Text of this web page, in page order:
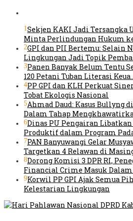
1Sekjen KAKI Jadi Tersangka
Minta Perlindungan Hukum
2GPI dan PII Bertemu: Selain
Lingkungan Jadi Topik
3Panen Banyak Belum Tentu
120 Petani Tuban Literasi
4PP GPI dan KLH Perkuat
Tobat Ekologis Nasional
5Ahmad Daud: Kasus Bullyng
Dalam Tahap
6Dinas PU Pengairan
Produktif dalam Program
7PAN Banyuwangi Gelar
Targetkan 4 Relawan di
8Dorong Komisi 3 DPR RI,
Financial Crime Masuk Dalam
9Korwil PP GPI Ajak Semua
Kelestarian Lingkungan